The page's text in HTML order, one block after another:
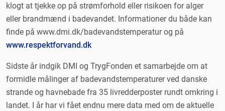
klogt at tjekke op på strømforhold eller risikoen for alger
eller brandmænd i badevandet. Informationer du både kan
finde på www.dmi.dk/badevandstemperatur og på
www.respektforvand.dk
Sidste år indgik DMI og TrygFonden et samarbejde om at
formidle målinger af badevandstemperaturer ved danske
strande og havnebade fra 35 livredderposter rundt omkring i
landet. I år har vi fået endnu mere data med om de aktuelle